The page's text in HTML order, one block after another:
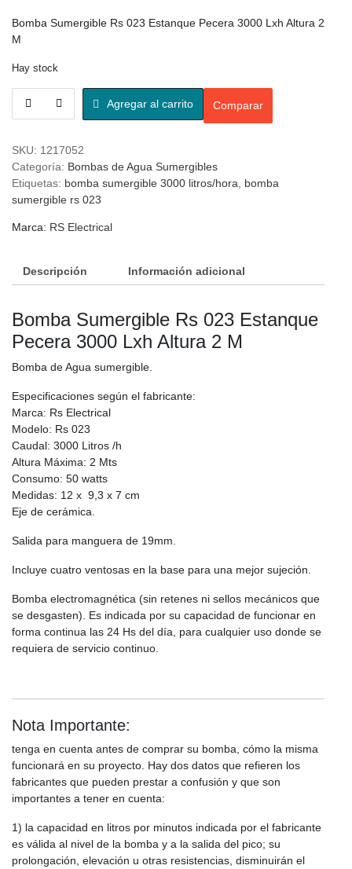
Bomba Sumergible Rs 023 Estanque Pecera 3000 Lxh Altura 2
M
Hay stock
Agregar al carrito Comparar
SKU: 1217052
Categoría: Bombas de Agua Sumergibles
Etiquetas: bomba sumergible 3000 litros/hora
bomba
sumergible rs 023
Marca: RS Electrical
Descripción Información adicional
Bomba Sumergible Rs 023 Estanque
Pecera 3000 Lxh Altura 2 M
Bomba de Agua sumergible.
Especificaciones según el fabricante:
Marca: Rs Electrical
Modelo: Rs 023
Caudal: 3000 Litros /h
Altura Máxima: 2 Mts
Consumo: 50 watts
Medidas: 12 x 9,3 x 7 cm
Eje de cerámica.
Salida para manguera de 19mm.
Incluye cuatro ventosas en la base para una mejor sujeción.
Bomba electromagnética (sin retenes ni sellos mecánicos que
se desgasten). Es indicada por su capacidad de funcionar en
forma continua las 24 Hs del día, para cualquier uso donde se
requiera de servicio continuo.
Nota Importante:
tenga en cuenta antes de comprar su bomba, cómo la misma
funcionará en su proyecto. Hay dos datos que refieren los
fabricantes que pueden prestar a confusión y que son
importantes a tener en cuenta:
1) la capacidad en litros por minutos indicada por el fabricante
es válida al nivel de la bomba y a la salida del pico; su
prolongación, elevación u otras resistencias, disminuirán el